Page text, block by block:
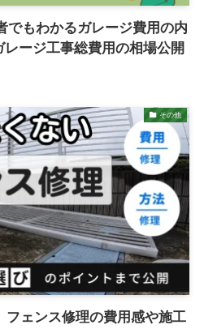
でもわかるガレージ費用の内
ージ工事総費用の相場公開
その他
フェンス修理の費用感や施工